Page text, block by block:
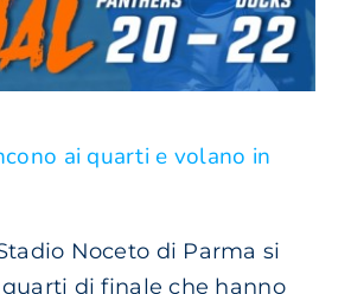
ai quarti e volano in
Noceto di Parma si
di finale che hanno